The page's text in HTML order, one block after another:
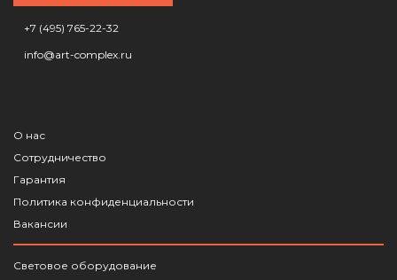
+7 (495) 765-22-32
info@art-complex.ru
О нас
Сотрудничество
Гарантия
Политика конфиденциальности
Вакансии
Световое оборудование